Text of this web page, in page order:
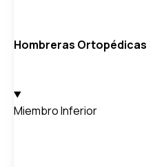
Hombreras Ortopédicas
Miembro Inferior